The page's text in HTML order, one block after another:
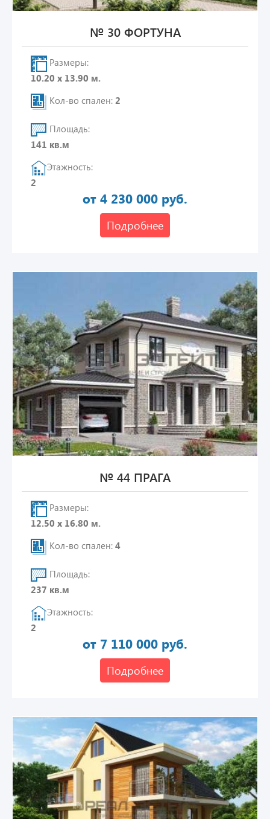
№ 30 ФОРТУНА
Размеры:
10.20 х 13.90 м.
Кол-во спален: 2
Площадь:
141 кв.м
Этажность:
2
от 4 230 000 руб.
Подробнее
№ 44 ПРАГА
Размеры:
12.50 х 16.80 м.
Кол-во спален: 4
Площадь:
237 кв.м
Этажность:
2
от 7 110 000 руб.
Подробнее